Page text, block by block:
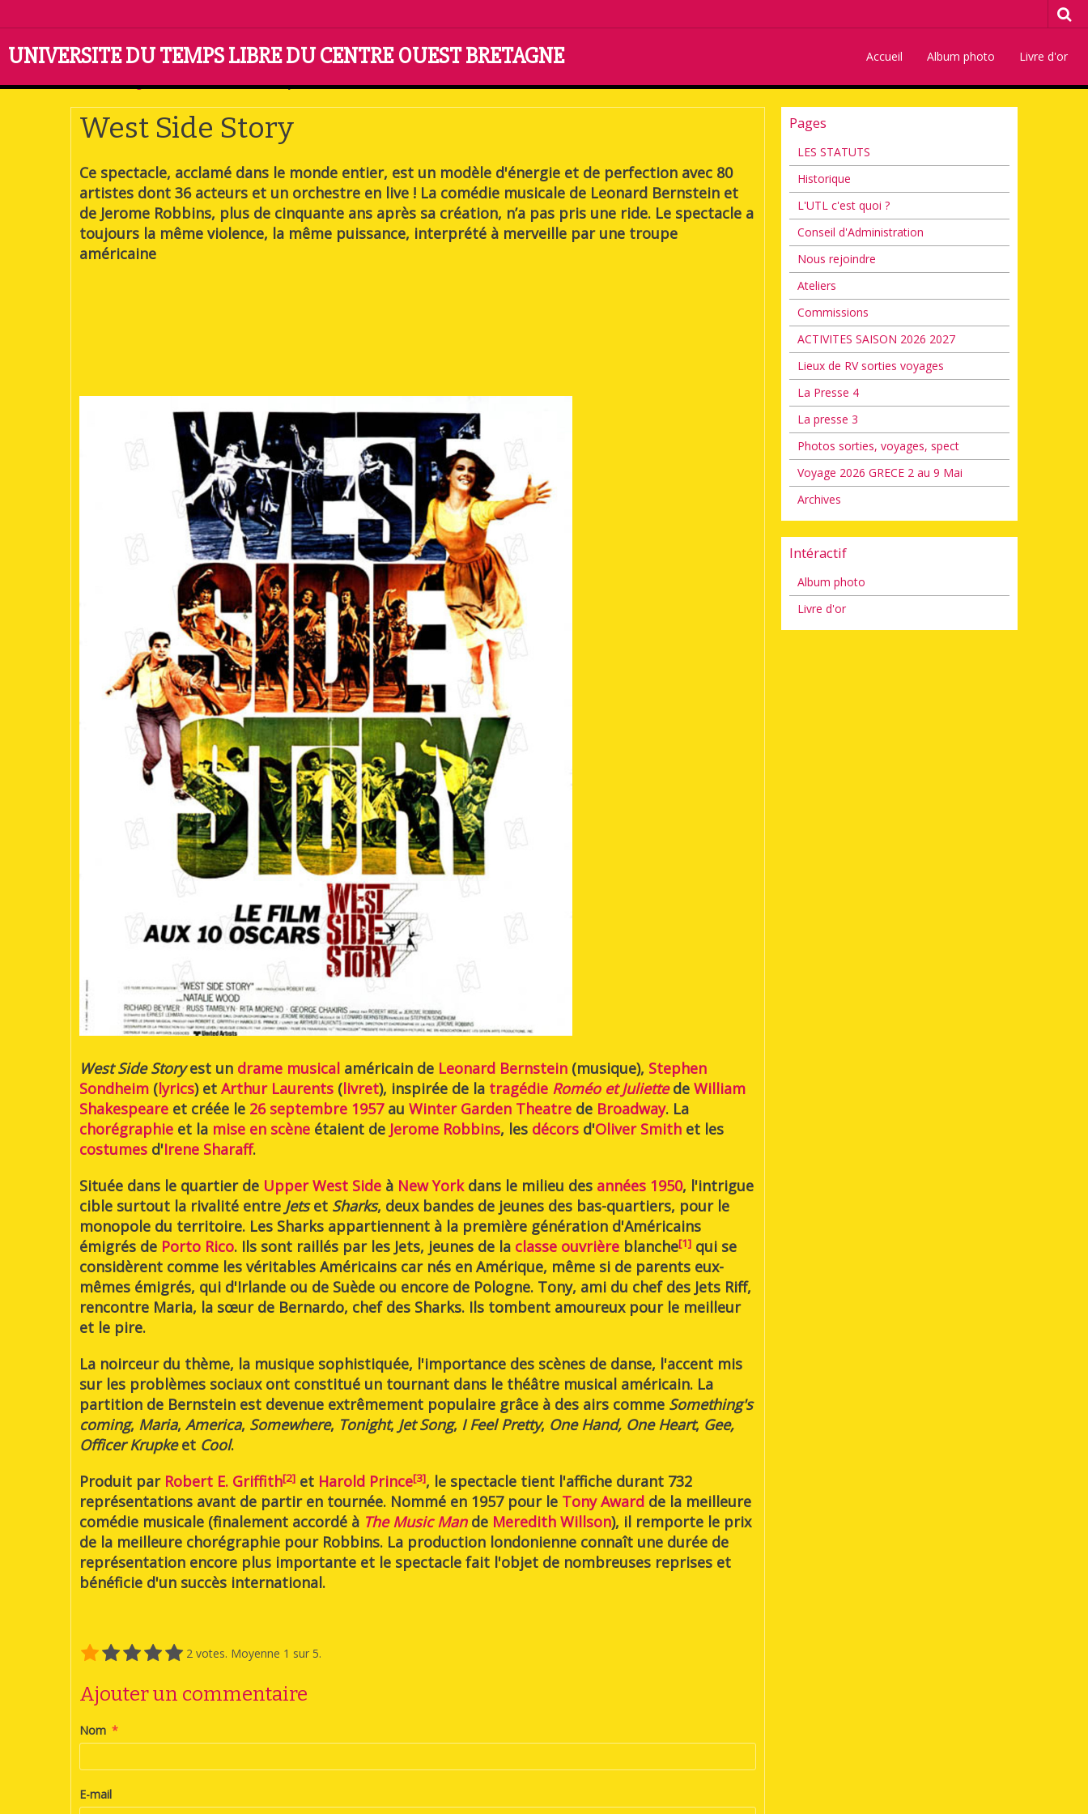
UNIVERSITE DU TEMPS LIBRE DU CENTRE OUEST BRETAGNE Accueil Album photo Livre d'or
Accueil Pages cachées West Side Story
West Side Story
Ce spectacle, acclamé dans le monde entier, est un modèle d'énergie et de perfection avec 80
artistes dont 36 acteurs et un orchestre en live ! La comédie musicale de Leonard Bernstein et
de Jerome Robbins, plus de cinquante ans après sa création, n’a pas pris une ride. Le spectacle a
toujours la même violence, la même puissance, interprété à merveille par une troupe
américaine
West Side Storyest un drame musical américain de Leonard Bernstein (musique), Stephen
Sondheim (lyrics) et Arthur Laurents (livret), inspirée de la tragédie Roméo et Juliettede William
Shakespeare et créée le 26 septembre 1957au Winter Garden Theatre de Broadway. La
chorégraphie et la mise en scène étaient de Jerome Robbins, les décors d'Oliver Smith et les
costumes d'Irene Sharaff.
Située dans le quartier de Upper West Side à New Yorkdans le milieu des années 1950, l'intrigue
cible surtout la rivalité entre Jetset Sharks, deux bandes de jeunes des bas-quartiers, pour le
monopole du territoire. Les Sharks appartiennent à la première génération d'Américains
émigrés de Porto Rico. Ils sont raillés par les Jets, jeunes de la classe ouvrière blanche[1] qui se
considèrent comme les véritables Américains car nés en Amérique, même si de parents eux-
mêmes émigrés, qui d'Irlande ou de Suède ou encore de Pologne. Tony, ami du chef des Jets Riff,
rencontre Maria, la sœur de Bernardo, chef des Sharks. Ils tombent amoureux pour le meilleur
et le pire.
La noirceur du thème, la musique sophistiquée, l'importance des scènes de danse, l'accent mis
sur les problèmes sociaux ont constitué un tournant dans le théâtre musical américain. La
partition de Bernstein est devenue extrêmement populaire grâce à des airs comme Something's
coming, Maria, America, Somewhere, Tonight, Jet Song, I Feel Pretty, One Hand, One Heart, Gee,
Officer Krupkeet Cool.
Produit par Robert E. Griffith[2] et Harold Prince[3], le spectacle tient l'affiche durant 732
représentations avant de partir en tournée. Nommé en 1957 pour le Tony Award de la meilleure
comédie musicale (finalement accordé à The Music Mande Meredith Willson), il remporte le prix
de la meilleure chorégraphie pour Robbins. La production londonienne connaît une durée de
représentation encore plus importante et le spectacle fait l'objet de nombreuses reprises et
bénéficie d'un succès international.
2 votes. Moyenne 1 sur 5.
Ajouter un commentaire
Nom
E-mail
Pages
LES STATUTS
Historique
L'UTL c'est quoi ?
Conseil d'Administration
Nous rejoindre
Ateliers
Commissions
ACTIVITES SAISON 2026 2027
Lieux de RV sorties voyages
La Presse 4
La presse 3
Photos sorties, voyages, spect
Voyage 2026 GRECE 2 au 9 Mai
Archives
Intéractif
Album photo
Livre d'or